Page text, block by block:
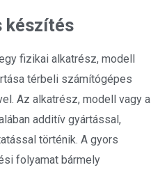
készítés
fizikai alkatrész, modell
térbeli számítógépes
Az alkatrész, modell vagy a
additív gyártással,
történik. A gyors
folyamat bármely